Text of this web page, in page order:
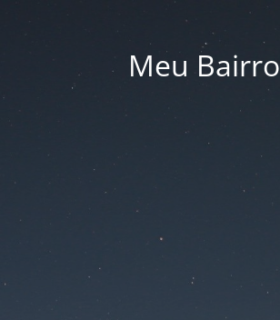
Meu Bairro